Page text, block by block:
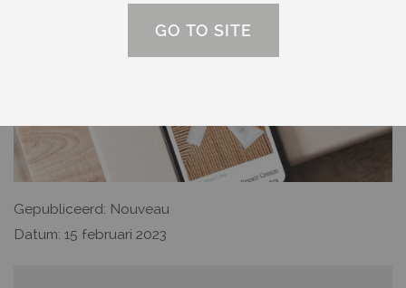
Gepubliceerd: Nouveau
Datum: 15 februari 2023
GO TO SITE